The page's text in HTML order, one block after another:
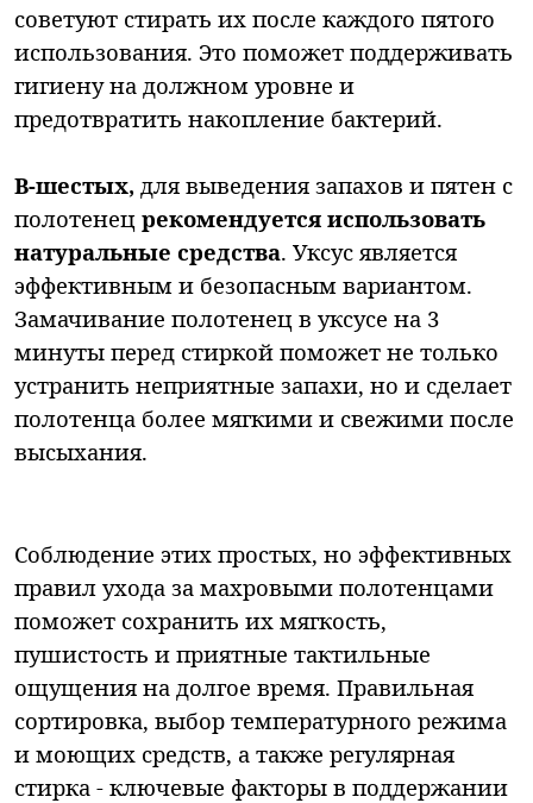
советуют стирать их после каждого пятого
использования. Это поможет поддерживать
гигиену на должном уровне и
предотвратить накопление бактерий.
В-шестых, для выведения запахов и пятен с
полотенец рекомендуется использовать
натуральные средства. Уксус является
эффективным и безопасным вариантом.
Замачивание полотенец в уксусе на 3
минуты перед стиркой поможет не только
устранить неприятные запахи, но и сделает
полотенца более мягкими и свежими после
высыхания.
Соблюдение этих простых, но эффективных
правил ухода за махровыми полотенцами
поможет сохранить их мягкость,
пушистость и приятные тактильные
ощущения на долгое время. Правильная
сортировка, выбор температурного режима
и моющих средств, а также регулярная
стирка - ключевые факторы в поддержании